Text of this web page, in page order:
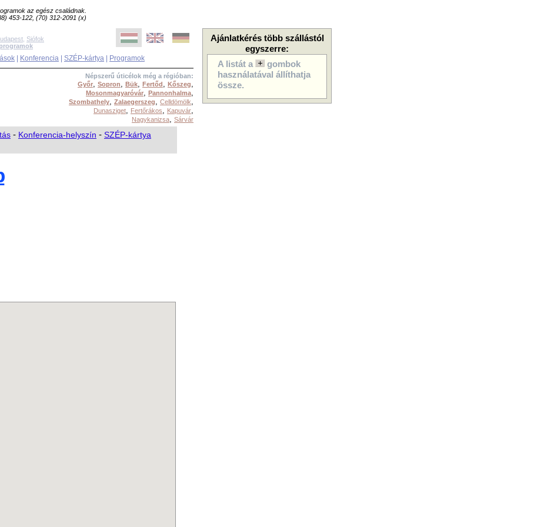
az egész családnak.
453-122, (70) 312-2091 (x)
Ajánlatkérés több szállástól
egyszerre:
A listát a
gombok
használatával állíthatja
össze.
Siófok
Konferencia SZÉP-kártya Programok
Népszerű úticélok még a régióban:
Győr, Sopron, Bük, Fertőd, Kőszeg,
Mosonmagyaróvár, Pannonhalma,
Szombathely, Zalaegerszeg, Celldömölk,
Dunasziget, Fertőrákos, Kapuvár,
Nagykanizsa, Sárvár
- Konferencia-helyszín - SZÉP-kártya